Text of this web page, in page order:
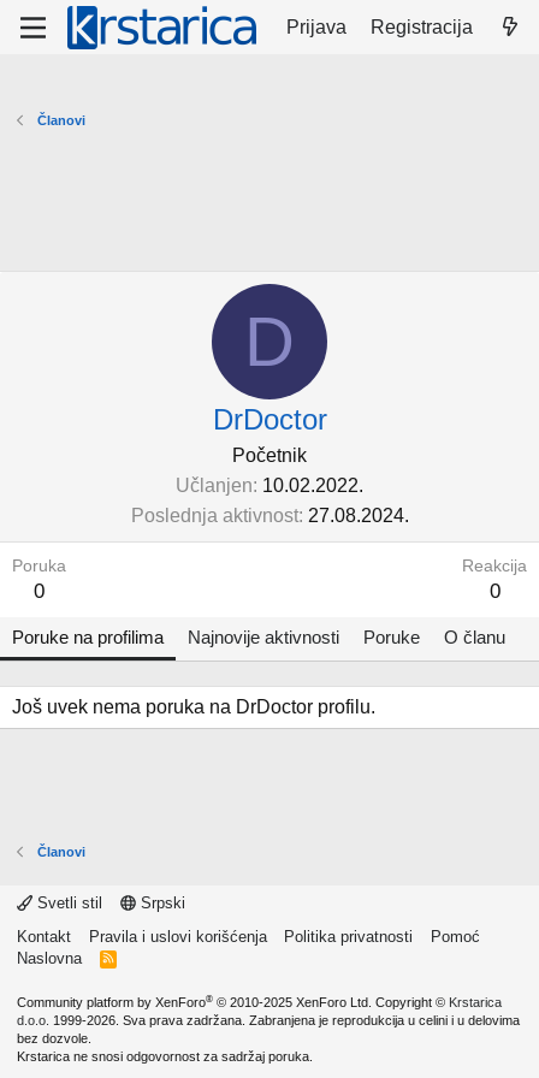
Prijava Registracija
Članovi
D
DrDoctor
Početnik
Učlanjen 10.02.2022.
Poslednja aktivnost 27.08.2024.
Poruka
0
Reakcija
0
Poruke na profilima Najnovije aktivnosti Poruke O članu
Još uvek nema poruka na DrDoctor profilu.
Članovi
Svetli stil
Srpski
Kontakt
Pravila i uslovi korišćenja Politika privatnosti
Pomoć
Naslovna
R
Community platform by XenForo® © 2010-2025 XenForo Ltd. Copyright © Krstarica
d.o.o. 1999-2026. Sva prava zadržana. Zabranjena je reprodukcija u celini i u delovima
bez dozvole.
Krstarica ne snosi odgovornost za sadržaj poruka.